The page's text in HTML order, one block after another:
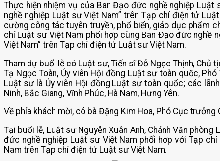
Thực hiện nhiệm vụ của Ban Đạo đức nghề nghiệp
nghề nghiệp Luật sư Việt Nam” trên Tạp chí điện tử
cường công tác tuyên truyền, phổ biến, giáo dục phẩm
chí Luật sư Việt Nam phối hợp cùng Ban Đạo đức nghề
Việt Nam” trên Tạp chí điện tử Luật sư Việt Nam.
Tham dự buổi lễ có Luật sư, Tiến sĩ Đỗ Ngọc Thịnh, Chủ
Tạ Ngọc Toàn, Ủy viên Hội đồng Luật sư toàn quốc,
Luật sư là Ủy viên Hội đồng Luật sư toàn quốc; các
Ninh, Bắc Giang, Vĩnh Phúc, Hà Nam, Hưng Yên.
Về phía khách mời, có bà Đặng Kim Hoa, Phó Cục trưởng
Tại buổi lễ, Luật sư Nguyễn Xuân Anh, Chánh Văn
đức nghề nghiệp Luật sư Việt Nam phối hợp với Tạp
Nam trên Tạp chí điện tử Luật sư Việt Nam.